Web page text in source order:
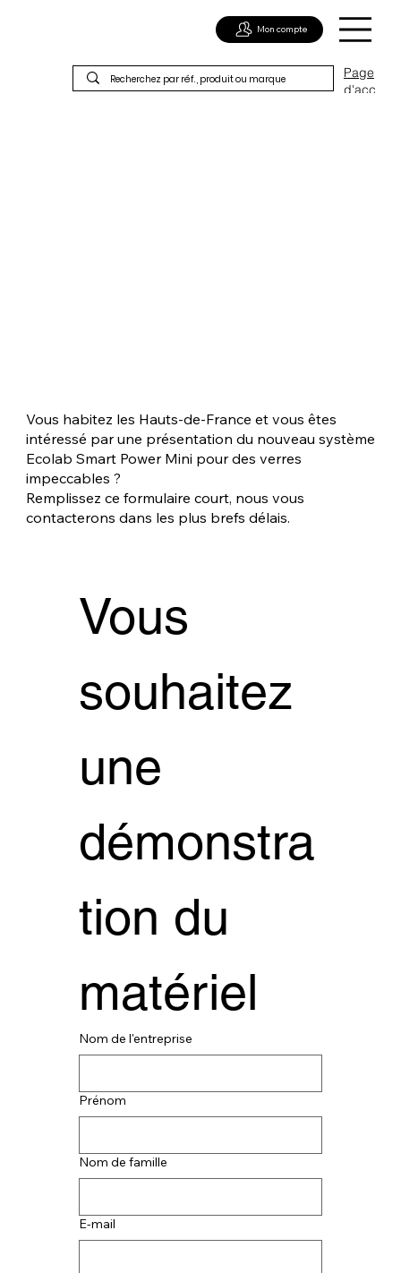
Page
d'acc
Mon compte
Vous habitez les Hauts-de-France et vous êtes
intéressé par une présentation du nouveau système
Ecolab Smart Power Mini pour des verres
impeccables ?
Remplissez ce formulaire court, nous vous
contacterons dans les plus brefs délais.
Vous
souhaitez
une
démonstra
tion du
matériel
Nom de l'entreprise
Prénom
Nom de famille
E‑mail
Vous
souhaitez
une
démonstra
tion du
matériel
Nom de l'entreprise
Prénom
Nom de famille
E‑mail